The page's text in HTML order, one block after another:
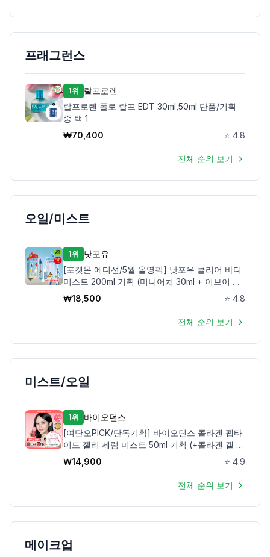
프래그런스
1위
랄프로렌
랄프로렌 폴로 랄프 EDT 30ml,50ml 단품/기획
중 택 1
₩70,400 ⭐ 4.8
전체 순위 보기
오일/미스트
1위
낫포유
[포켓몬 에디션/5월 올영픽] 낫포유 클리어 바디
미스트 200ml 기획 (미니어처 30ml + 이브이 방
수팩)
₩18,500 ⭐ 4.8
전체 순위 보기
미스트/오일
1위
바이오던스
[여단오PICK/단독기획] 바이오던스 콜라겐 펩타
이드 젤리 세럼 미스트 50ml 기획 (+콜라겐 겔 토
너 패드 10매)
₩14,900 ⭐ 4.9
전체 순위 보기
메이크업